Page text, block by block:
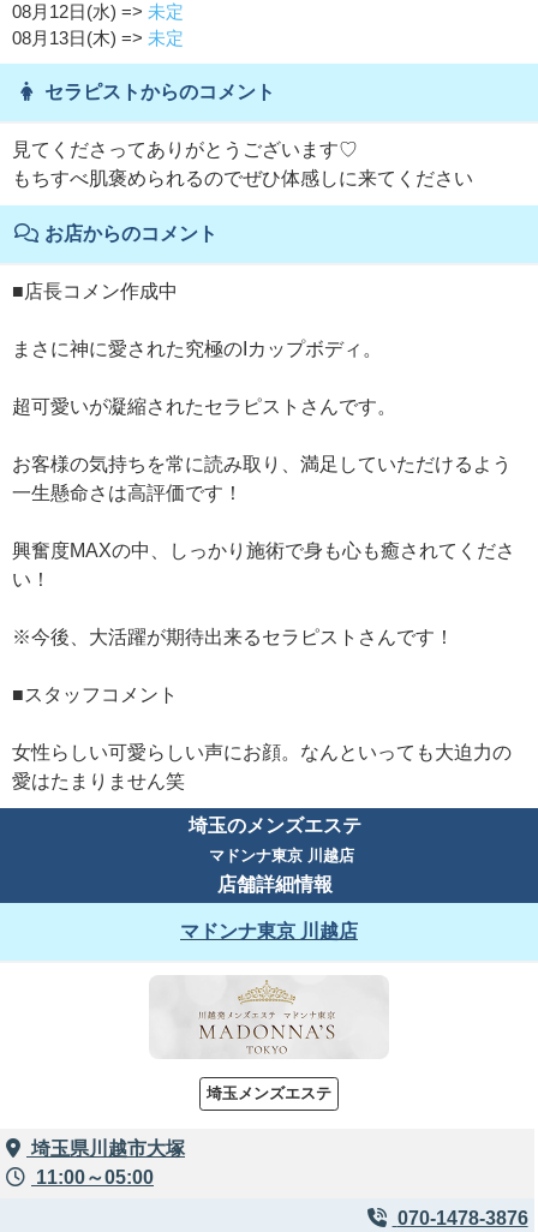
08月12日(水) => 未定
08月13日(木) => 未定
セラピストからのコメント
見てくださってありがとうございます♡
もちすべ肌褒められるのでぜひ体感しに来てください
お店からのコメント
■店長コメン作成中
まさに神に愛された究極のIカップボディ。
超可愛いが凝縮されたセラピストさんです。
お客様の気持ちを常に読み取り、満足していただけるよう
一生懸命さは高評価です！
興奮度MAXの中、しっかり施術で身も心も癒されてくださ
い！
※今後、大活躍が期待出来るセラピストさんです！
■スタッフコメント
女性らしい可愛らしい声にお顔。なんといっても大迫力の
愛はたまりません笑
埼玉のメンズエステ
マドンナ東京 川越店
店舗詳細情報
マドンナ東京 川越店
埼玉メンズエステ
埼玉県川越市大塚
11:00～05:00
070-1478-3876